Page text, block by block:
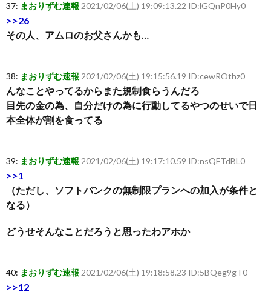
37: まおりずむ速報 2021/02/06(土) 19:09:13.22 ID:lGQnP0Hy0
>>26
その人、アムロのお父さんかも…
38: まおりずむ速報 2021/02/06(土) 19:15:56.19 ID:cewROthz0
んなことやってるからまた規制食らうんだろ
目先の金の為、自分だけの為に行動してるやつのせいで日
本全体が割を食ってる
39: まおりずむ速報 2021/02/06(土) 19:17:10.59 ID:nsQFTdBL0
>>1
（ただし、ソフトバンクの無制限プランへの加入が条件と
なる）
どうせそんなことだろうと思ったわアホか
40: まおりずむ速報 2021/02/06(土) 19:18:58.23 ID:5BQeg9gT0
>>12